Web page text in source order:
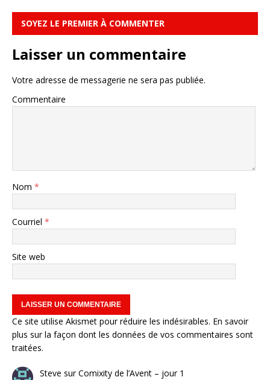
SOYEZ LE PREMIER À COMMENTER
Laisser un commentaire
Votre adresse de messagerie ne sera pas publiée.
Commentaire
Nom *
Courriel *
Site web
Ce site utilise Akismet pour réduire les indésirables. En savoir
plus sur la façon dont les données de vos commentaires sont
traitées.
Steve surComixity de l’Avent – jour 1